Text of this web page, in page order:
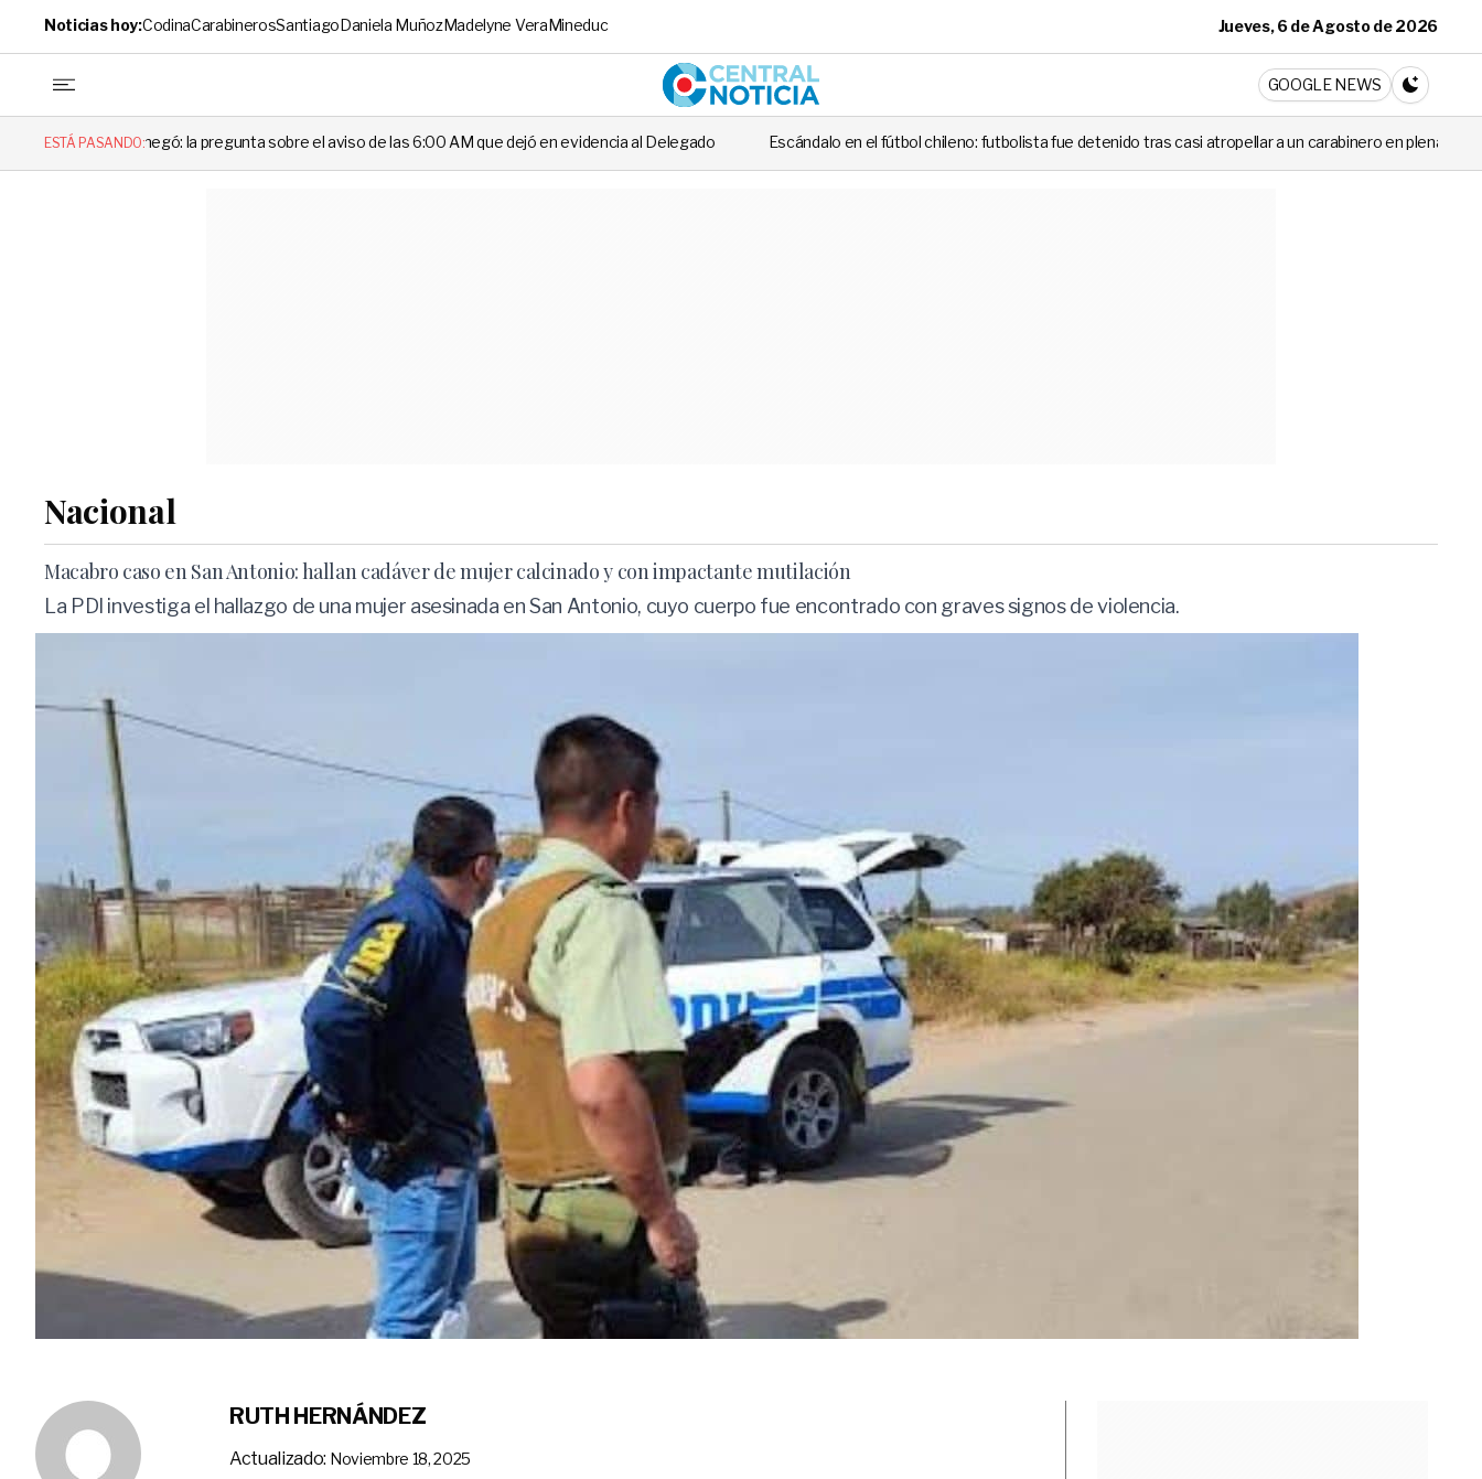
Noticias hoy:CodinaCarabinerosSantiagoDaniela MuñozMadelyne VeraMineduc Jueves, 6 de Agosto de 2026
Central Noticia
GOOGLE NEWS
CAMBIA A
ESTÁ PASANDO:
la pregunta sobre el aviso de las 6:00 AM que dejó en evidencia al Delegado Escándalo en el fútbol chileno: futbolista fue detenido tras casi atropellar a un carabinero en plena fiscalización Cortes
Nacional
Macabro caso en San Antonio: hallan cadáver de mujer calcinado y con impactante mutilación
La PDI investiga el hallazgo de una mujer asesinada en San Antonio, cuyo cuerpo fue encontrado con graves signos de violencia.
RUTH HERNÁNDEZ
Actualizado: Noviembre 18, 2025